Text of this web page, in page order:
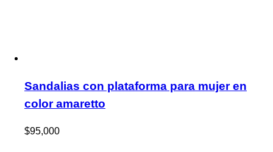
Sandalias con plataforma para mujer en
color amaretto
$95,000